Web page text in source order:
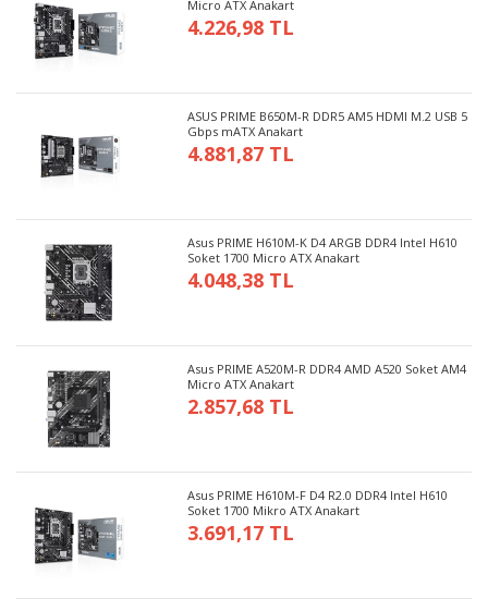
Micro ATX Anakart
4.226,98 TL
ASUS PRIME B650M-R DDR5 AM5 HDMI M.2 USB 5
Gbps mATX Anakart
4.881,87 TL
Asus PRIME H610M-K D4 ARGB DDR4 Intel H610
Soket 1700 Micro ATX Anakart
4.048,38 TL
Asus PRIME A520M-R DDR4 AMD A520 Soket AM4
Micro ATX Anakart
2.857,68 TL
Asus PRIME H610M-F D4 R2.0 DDR4 Intel H610
Soket 1700 Mikro ATX Anakart
3.691,17 TL